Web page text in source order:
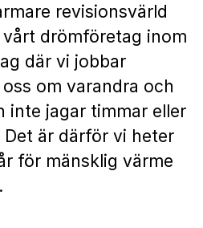
revisionsvärld
drömföretag inom
där vi jobbar
om varandra och
inte jagar timmar eller
är därför vi heter
för mänsklig värme